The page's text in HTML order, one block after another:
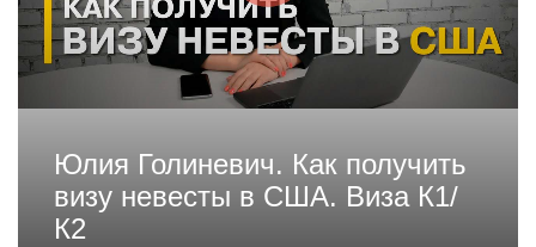
Юлия Голиневич. Как получить
визу невесты в США. Виза К1/
К2